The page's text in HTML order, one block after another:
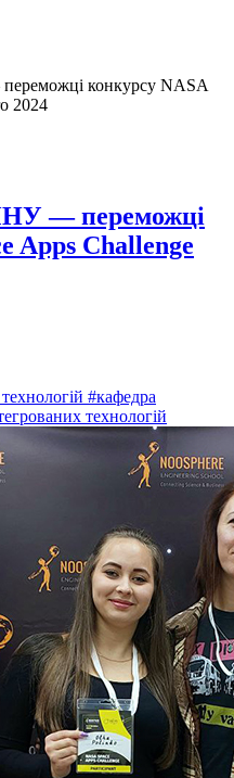
конкурсу NASA
2024
— переможці
Apps Challenge
#кафедра
технологій